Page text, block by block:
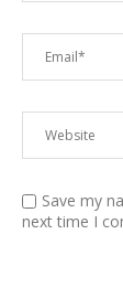
Save my
next time I